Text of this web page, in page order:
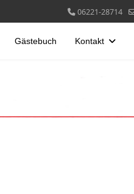
06221-28714
Gästebuch Kontakt